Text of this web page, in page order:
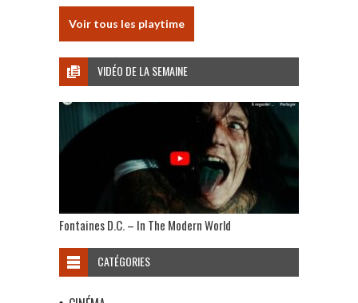
Voir tous les playtime
VIDÉO DE LA SEMAINE
Fontaines D.C. – In The Modern World
CATÉGORIES